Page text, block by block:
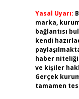
Yasal Uyarı:
marka,
bağlantısı
kendi
haber
ve kişiler
Gerçek
tamamen